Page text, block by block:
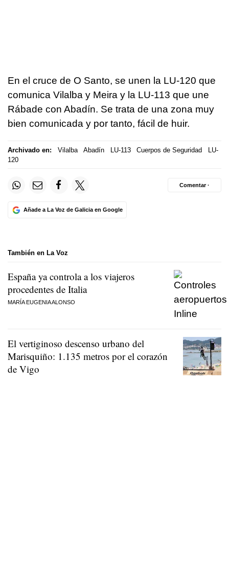
En el cruce de O Santo, se unen la LU-120 que
comunica Vilalba y Meira y la LU-113 que une
Rábade con Abadín. Se trata de una zona muy
bien comunicada y por tanto, fácil de huir.
Archivado en: Vilalba Abadín LU-113 Cuerpos de Seguridad
LU-
120
Añade a La Voz de Galicia en Google
Comentar ·
También en La Voz
España ya controla a los viajeros
procedentes de Italia
MARÍA EUGENIA ALONSO
El vertiginoso descenso urbano del
Marisquiño: 1.135 metros por el corazón
de Vigo